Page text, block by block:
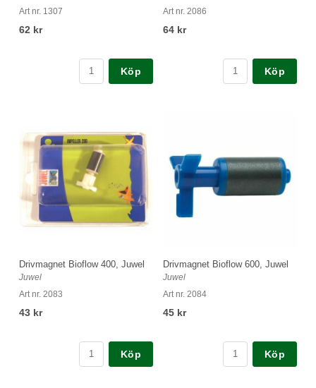
Art nr. 1307
62 kr
Köp
Art nr. 2086
64 kr
Köp
Drivmagnet Bioflow 400, Juwel
Juwel
Art nr. 2083
43 kr
Köp
Drivmagnet Bioflow 600, Juwel
Juwel
Art nr. 2084
45 kr
Köp